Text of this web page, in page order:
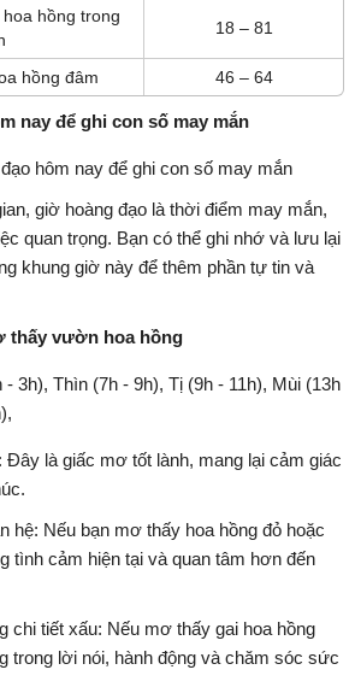
hồng trong
18 – 81
hồng đâm 46 – 64
nay để ghi con số may mắn
hôm nay để ghi con số may mắn
giờ hoàng đạo là thời điểm may mắn,
quan trọng. Bạn có thể ghi nhớ và lưu lại
khung giờ này để thêm phần tự tin và
thấy vườn hoa hồng
3h), Thìn (7h - 9h), Tị (9h - 11h), Mùi (13h
là giấc mơ tốt lành, mang lại cảm giác
hệ: Nếu bạn mơ thấy hoa hồng đỏ hoặc
tình cảm hiện tại và quan tâm hơn đến
chi tiết xấu: Nếu mơ thấy gai hoa hồng
trong lời nói, hành động và chăm sóc sức